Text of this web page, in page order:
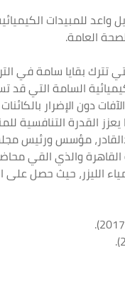
واعد للمبيدات
العامة.
مؤسس ورئيس
القاهرة والذي
الليزر، حيث حصل على